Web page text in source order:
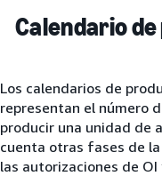
Calendario
Los calendarios de
representan el número
producir una unidad de
cuenta otras fases de
las autorizaciones de OI